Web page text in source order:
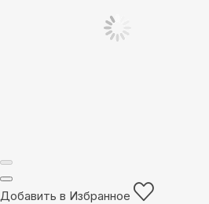
Добавить в Избранное